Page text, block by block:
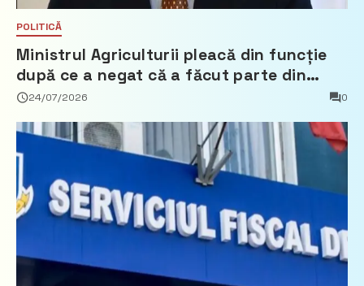
POLITICĂ
Ministrul Agriculturii pleacă din funcție
după ce a negat că a făcut parte din
Partidul Democrat
24/07/2026 0